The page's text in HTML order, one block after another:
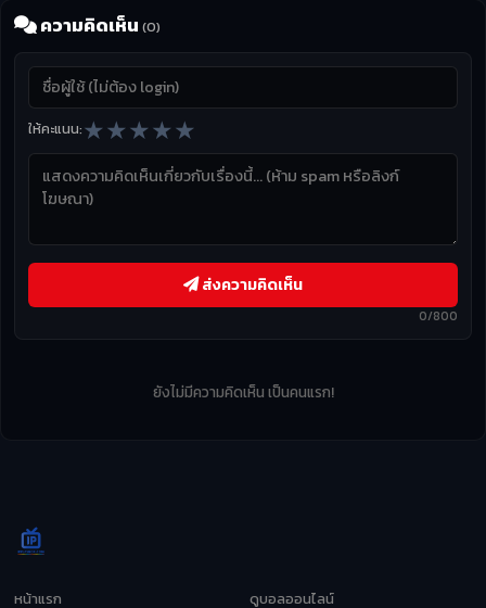
ความคิดเห็น (0)
ให้คะแนน:★★★★★
0/800
ส่งความคิดเห็น
ยังไม่มีความคิดเห็น เป็นคนแรก!
หน้าแรก ดูบอลออนไลน์